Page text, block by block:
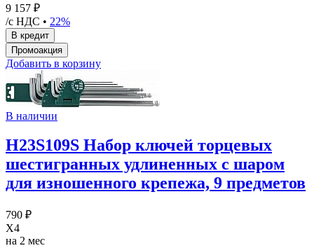
9 157 ₽
/с НДС • 22%
Добавить в корзину
В наличии
H23S109S Набор ключей торцевых
шестигранных удлиненных с шаром
для изношенного крепежа, 9 предметов
790 ₽
X4
на 2 мес